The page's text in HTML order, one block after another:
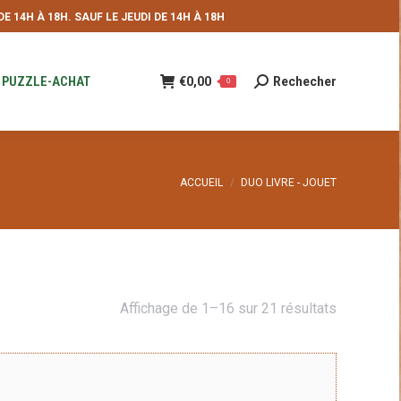
14H À 18H. SAUF LE JEUDI DE 14H À 18H
PUZZLE-ACHAT €0,00 0
Recherche
Rechecher
Vous êtes ici :
ACCUEIL DUO LIVRE - JOUET
Affichage de 1–16 sur 21 résultats
plus
récent
: